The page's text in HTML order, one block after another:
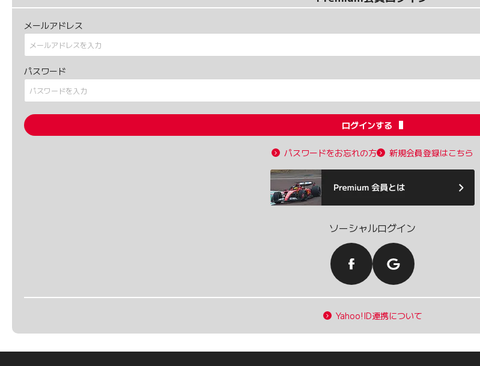
メールアドレス
パスワード
ログインする
パスワードをお忘れの方 新規会員登録はこちら
ソーシャルログイン
Yahoo!ID連携について